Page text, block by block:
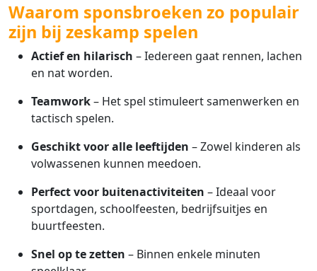
Waarom sponsbroeken zo populair
zijn bij zeskamp spelen
Actief en hilarisch – Iedereen gaat rennen, lachen
en nat worden.
Teamwork– Het spel stimuleert samenwerken en
tactisch spelen.
Geschikt voor alle leeftijden – Zowel kinderen als
volwassenen kunnen meedoen.
Perfect voor buitenactiviteiten – Ideaal voor
sportdagen, schoolfeesten, bedrijfsuitjes en
buurtfeesten.
Snel op te zetten – Binnen enkele minuten